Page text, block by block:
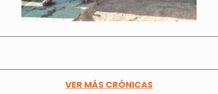
VER MÁS CRÓNICAS